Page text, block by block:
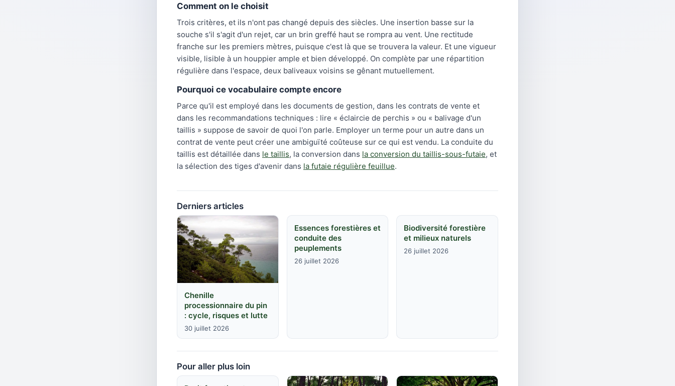
Comment on le choisit
Trois critères, et ils n'ont pas changé depuis des siècles. Une insertion basse sur la
souche s'il s'agit d'un rejet, car un brin greffé haut se rompra au vent. Une rectitude
franche sur les premiers mètres, puisque c'est là que se trouvera la valeur. Et une vigueur
visible, lisible à un houppier ample et bien développé. On complète par une répartition
régulière dans l'espace, deux baliveaux voisins se gênant mutuellement.
Pourquoi ce vocabulaire compte encore
Parce qu'il est employé dans les documents de gestion, dans les contrats de vente et
dans les recommandations techniques : lire « éclaircie de perchis » ou « balivage d'un
taillis » suppose de savoir de quoi l'on parle. Employer un terme pour un autre dans un
contrat de vente peut créer une ambiguïté coûteuse sur ce qui est vendu. La conduite du
taillis est détaillée dans le taillis, la conversion dans la conversion du taillis-sous-futaie, et
la sélection des tiges d'avenir dans la futaie régulière feuillue.
Derniers articles
Chenille
processionnaire du pin
: cycle, risques et lutte
30 juillet 2026
Essences forestières et
conduite des
peuplements
26 juillet 2026
Biodiversité forestière
et milieux naturels
26 juillet 2026
Pour aller plus loin